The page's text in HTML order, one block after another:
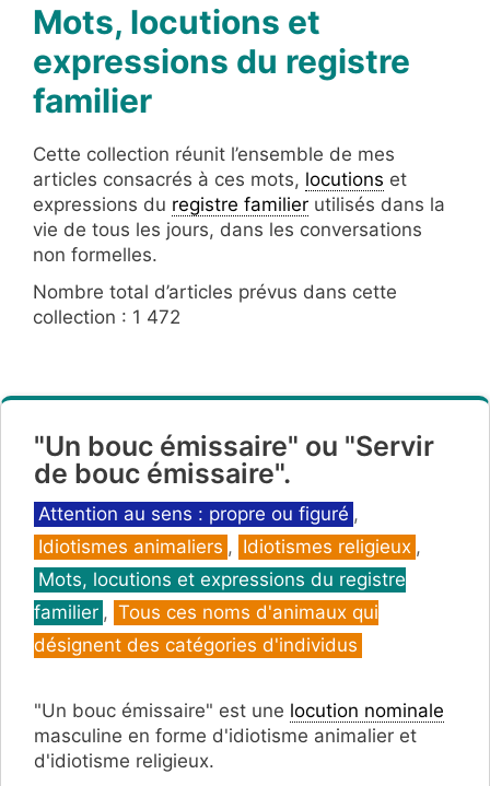
Mots, locutions et
expressions du registre
familier
Cette collection réunit l’ensemble de mes
articles consacrés à ces mots, locutions et
expressions du registre familier utilisés dans la
vie de tous les jours, dans les conversations
non formelles.
Nombre total d’articles prévus dans cette
collection : 1 472
"Un bouc émissaire" ou "Servir
de bouc émissaire".
Catégories
Attention au sens : propre ou figuré ,
Idiotismes animaliers , Idiotismes religieux ,
Mots, locutions et expressions du registre
familier , Tous ces noms d'animaux qui
désignent des catégories d'individus
"Un bouc émissaire" est une locution nominale
masculine en forme d'idiotisme animalier et
d'idiotisme religieux.